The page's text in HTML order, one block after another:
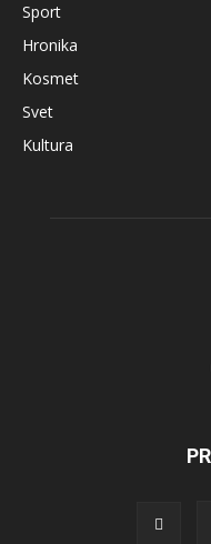
Sport
Hronika
Kosmet
Svet
Kultura